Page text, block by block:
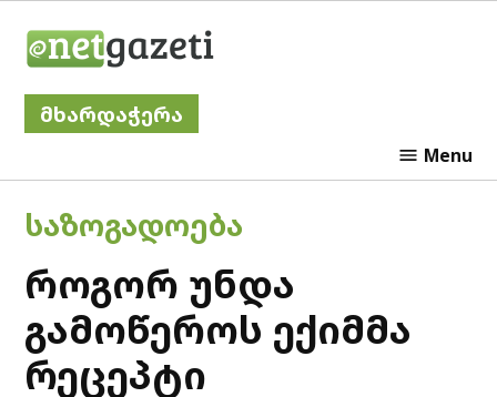
მხარდაჭერა
Menu
POSTED
IN
ᲡᲐᲖᲝᲒᲐᲓᲝᲔᲑᲐ
როგორ უნდა
გამოწეროს ექიმმა
რეცეპტი